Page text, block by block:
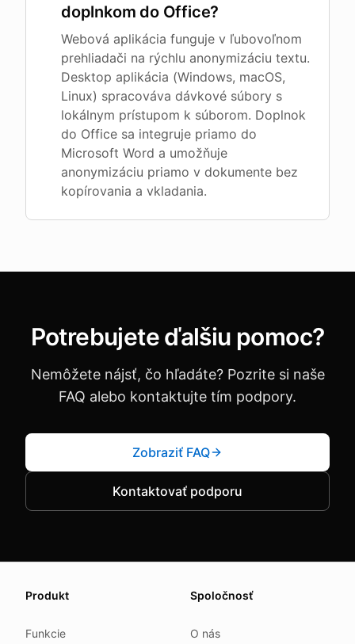
doplnkom do Office?
Webová aplikácia funguje v ľubovoľnom
prehliadači na rýchlu anonymizáciu textu.
Desktop aplikácia (Windows, macOS,
Linux) spracováva dávkové súbory s
lokálnym prístupom k súborom. Doplnok
do Office sa integruje priamo do
Microsoft Word a umožňuje
anonymizáciu priamo v dokumente bez
kopírovania a vkladania.
Potrebujete ďalšiu pomoc?
Nemôžete nájsť, čo hľadáte? Pozrite si naše
FAQ alebo kontaktujte tím podpory.
Zobraziť FAQ
Kontaktovať podporu
We update this page when our platform or the law
Produkt
Funkcie
Spoločnosť
O nás